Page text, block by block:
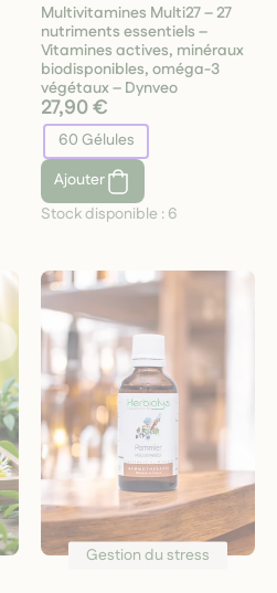
Multivitamines Multi27 – 27
nutriments essentiels –
Vitamines actives, minéraux
biodisponibles, oméga-3
végétaux – Dynveo
27,90 €
60 Gélules
Ajouter
Stock disponible : 6
Gestion du stress